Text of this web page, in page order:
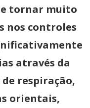
tornar muito
nos controles
através da
respiração,
orientais,